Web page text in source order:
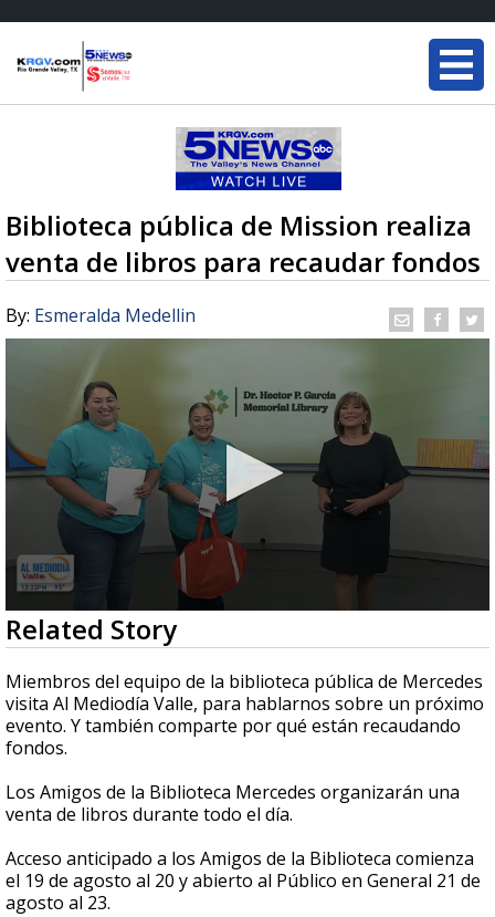
Biblioteca pública de Mission realiza
venta de libros para recaudar fondos
By: Esmeralda Medellin
0
seconds
of
4
minutes,
9
seconds
Related Story
Miembros del equipo de la biblioteca pública de Mercedes
visita Al Mediodía Valle, para hablarnos sobre un próximo
evento. Y también comparte por qué están recaudando
fondos.
Los Amigos de la Biblioteca Mercedes organizarán una
venta de libros durante todo el día.
Acceso anticipado a los Amigos de la Biblioteca comienza
el 19 de agosto al 20 y abierto al Público en General 21 de
agosto al 23.